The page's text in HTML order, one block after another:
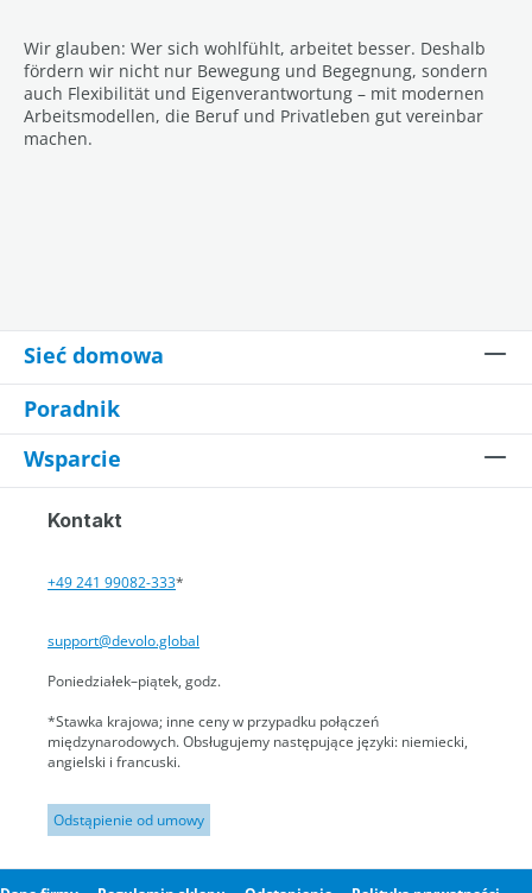
Wir glauben: Wer sich wohlfühlt, arbeitet besser. Deshalb
fördern wir nicht nur Bewegung und Begegnung, sondern
auch Flexibilität und Eigenverantwortung – mit modernen
Arbeitsmodellen, die Beruf und Privatleben gut vereinbar
machen.
Sieć domowa
Poradnik
Wsparcie
Kontakt
+49 241 99082-333*
support@devolo.global
Poniedziałek–piątek, godz.
*Stawka krajowa; inne ceny w przypadku połączeń
międzynarodowych. Obsługujemy następujące języki: niemiecki,
angielski i francuski.
Odstąpienie od umowy